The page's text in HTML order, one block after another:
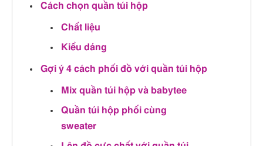
Cách chọn quần túi hộp
Chất liệu
Kiểu dáng
Gợi ý 4 cách phối đồ với quần túi hộp
Mix quần túi hộp và babytee
Quần túi hộp phối cùng
sweater